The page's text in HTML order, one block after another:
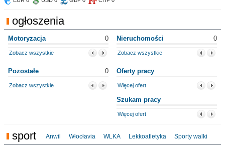
ogłoszenia
Motoryzacja 0
Zobacz wszystkie
Nieruchomości 0
Zobacz wszystkie
Pozostałe 0
Zobacz wszystkie
Oferty pracy
Więcej ofert
Szukam pracy
Więcej ofert
sport Anwil Włocłavia WLKA Lekkoatletyka Sporty walki